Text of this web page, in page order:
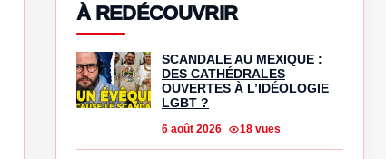
À REDÉCOUVRIR
SCANDALE AU MEXIQUE :
DES CATHÉDRALES
OUVERTES À L’IDÉOLOGIE
LGBT ?
6 août 2026 18 vues